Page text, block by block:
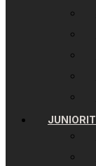
JUNIORIT